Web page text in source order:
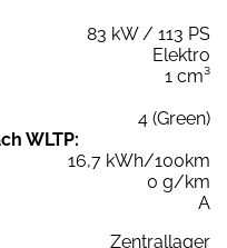
83 kW / 113 PS
Elektro
1 cm³
4 (Green)
WLTP:
16,7 kWh/100km
0 g/km
A
Zentrallager